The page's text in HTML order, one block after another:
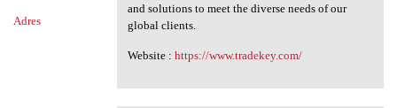
Adres
and solutions to meet the diverse needs of our
global clients.
Website : https://www.tradekey.com/